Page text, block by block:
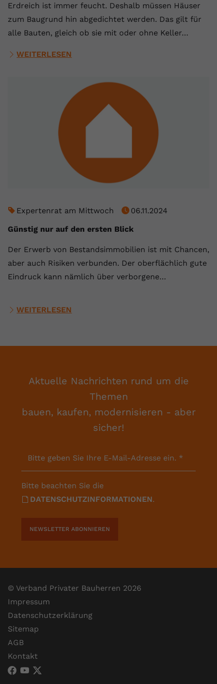
Erdreich ist immer feucht. Deshalb müssen Häuser
zum Baugrund hin abgedichtet werden. Das gilt für
alle Bauten, gleich ob sie mit oder ohne Keller…
WEITERLESEN
Expertenrat am Mittwoch
06.11.2024
Günstig nur auf den ersten Blick
Der Erwerb von Bestandsimmobilien ist mit Chancen,
aber auch Risiken verbunden. Der oberflächlich gute
Eindruck kann nämlich über verborgene…
WEITERLESEN
Aktuelle Nachrichten rund um die
Themen
bauen, kaufen, modernisieren - aber
sicher!
Bitte geben Sie Ihre E-Mail-Adresse ein. *
Bitte beachten Sie die
DATENSCHUTZINFORMATIONEN.
NEWSLETTER ABONNIEREN
© Verband Privater Bauherren 2026
Impressum
Datenschutzerklärung
Sitemap
AGB
Kontakt
VPB Verband Privater Bauherren (Facebook)
VPB Verband Privater Bauherren (YouTube)
VPB Verband Privater Bauherren (X)